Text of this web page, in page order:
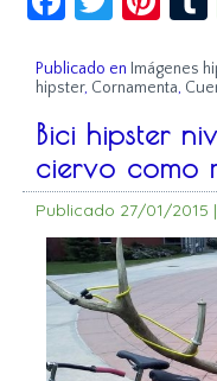
Publicado en Imágenes
hipster, Cornamenta,
Bici hipster
ciervo como
Publicado 27/01/2015 |